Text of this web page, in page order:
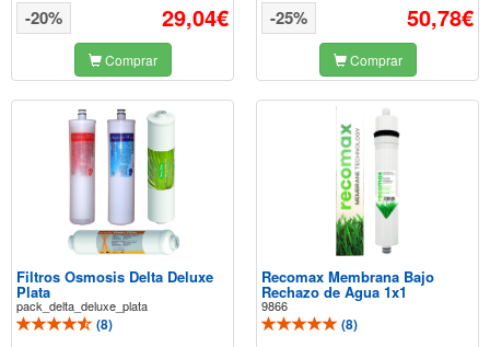
29,04€
-20%
Comprar
50,78€
-25%
Comprar
Filtros Osmosis Delta Deluxe
Plata
pack_delta_deluxe_plata
(8)
Recomax Membrana Bajo
Rechazo de Agua 1x1
9866
(8)